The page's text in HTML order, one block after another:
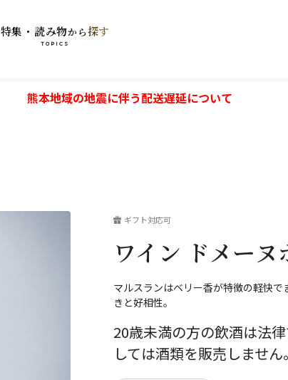
特集・読み物から 探す
TOPICS
熊本地域の地震に伴う配送遅延について
ギフト対応可
マルスランはベリー香が特徴の軽快
きと好相性。
20歳未満の方の飲酒は法律
しては酒類を販売しません。
ワイン ドメー